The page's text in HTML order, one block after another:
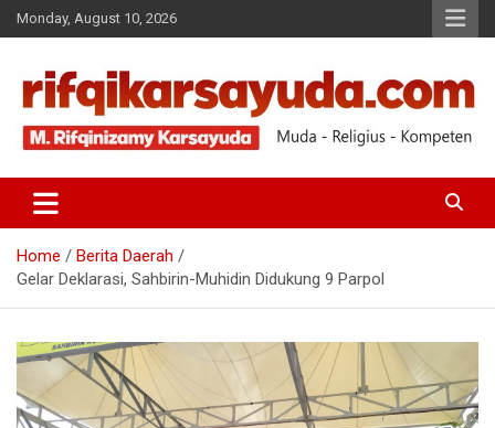
Monday, August 10, 2026
RIFQI KARSAYUDA
Home
Berita Daerah
Gelar Deklarasi, Sahbirin-Muhidin Didukung 9 Parpol